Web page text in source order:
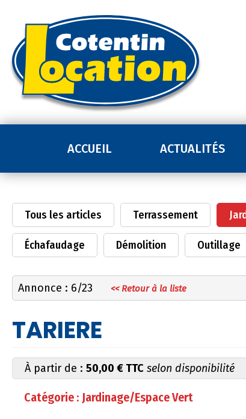
ACCUEIL ACTUALITÉS
Tous les articles Terrassement
Échafaudage Démolition Outillage
Annonce : 6/23 << Retour à la liste
TARIERE
À partir de : 50,00 € TTC selon disponibilité
Catégorie : Jardinage/Espace Vert